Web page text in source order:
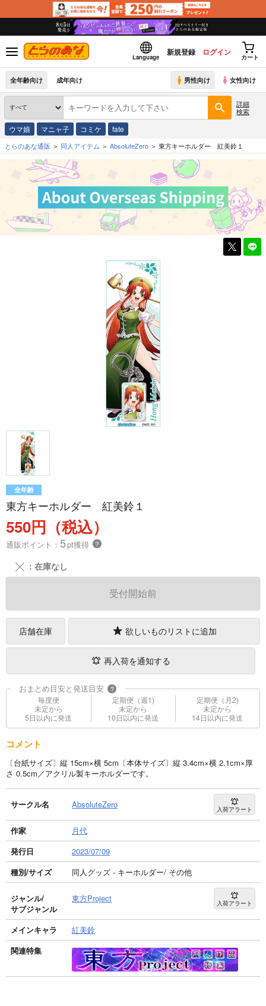
Language
新規登録 ログイン
カート
全年齢向け 成年向け 男性向け 女性向け
詳細
検索
ウマ娘 マニャ子 コミケ fate
とらのあな通販 同人アイテム AbsoluteZero 東方キーホルダー 紅美鈴１
全年齢
東方キーホルダー 紅美鈴１
550円（税込）
通販ポイント： 5pt獲得 ？
╳ ：在庫なし
受付開始前
店舗在庫 欲しいものリストに追加
再入荷を通知する
おまとめ目安と発送目安 ?
毎度便
未定から
5日以内に発送
定期便（週1)
未定から
10日以内に発送
定期便（月2)
未定から
14日以内に発送
コメント
〔台紙サイズ〕縦 15cm×横 5cm〔本体サイズ〕縦 3.4cm×横 2.1cm×厚
さ 0.5cm／アクリル製キーホルダーです。
サークル名 AbsoluteZero 入荷アラート
作家
月代
発行日
2023/07/09
種別/サイズ
同人グッズ - キーホルダー/ その他
ジャンル/
サブジャンル
東方Project 入荷アラート
メインキャラ
紅美鈴
関連特集